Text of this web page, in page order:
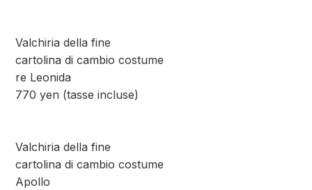
Valchiria della fine
cartolina di cambio costume
re Leonida
770 yen (tasse incluse)
Valchiria della fine
cartolina di cambio costume
Apollo